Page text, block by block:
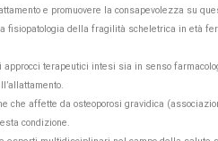
e promuovere la consapevolezza su
fisiopatologia della fragilità scheletrica in età
approcci terapeutici intesi sia in senso
che affette da osteoporosi gravidica
condizione.